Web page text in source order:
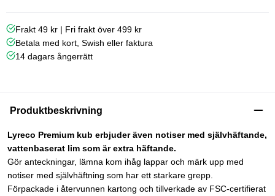
Frakt 49 kr | Fri frakt över 499 kr
Betala med kort, Swish eller faktura
14 dagars ångerrätt
Produktbeskrivning
Lyreco Premium kub erbjuder även notiser med självhäftande,
vattenbaserat lim som är extra häftande.
Gör anteckningar, lämna kom ihåg lappar och märk upp med
notiser med självhäftning som har ett starkare grepp.
Förpackade i återvunnen kartong och tillverkade av FSC-certifierat